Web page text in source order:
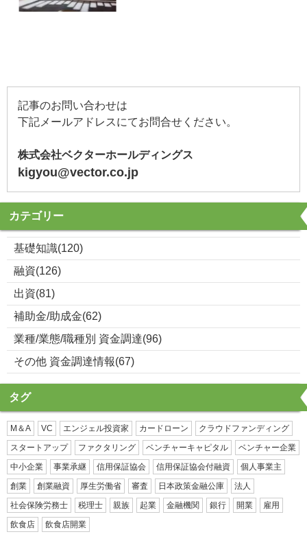
記事のお問い合わせは
下記メールアドレスにてお問合せください。
株式会社ベクターホールディングス
kigyou@vector.co.jp
カテゴリー
基礎知識(120)
融資(126)
出資(81)
補助金/助成金(62)
業種/業態/職種別 資金調達(96)
その他 資金調達情報(67)
タグ
M＆A VC エンジェル投資家 カードローン
クラウドファンディング
スタートアップ
ファクタリング ベンチャーキャピタル
ベンチャー企業
中小企業
事業承継 信用保証協会 信用保証協会付融資
個人事業主
創業
創業融資 厚生労働省 審査 日本政策金融公庫
法人
社会保険労務士
税理士 親族 起業 金融機関 銀行 開業
雇用
飲食店
飲食店開業